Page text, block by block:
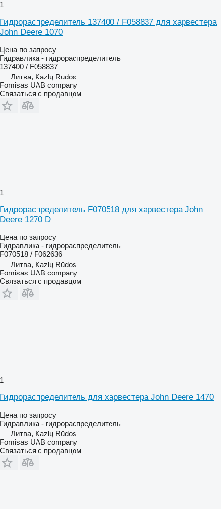
1
Гидрораспределитель 137400 / F058837 для харвестера
John Deere 1070
Цена по запросу
Гидравлика - гидрораспределитель
137400 / F058837
Литва, Kazlų Rūdos
Fomisas UAB company
Связаться с продавцом
1
Гидрораспределитель F070518 для харвестера John
Deere 1270 D
Цена по запросу
Гидравлика - гидрораспределитель
F070518 / F062636
Литва, Kazlų Rūdos
Fomisas UAB company
Связаться с продавцом
1
Гидрораспределитель для харвестера John Deere 1470
Цена по запросу
Гидравлика - гидрораспределитель
Литва, Kazlų Rūdos
Fomisas UAB company
Связаться с продавцом